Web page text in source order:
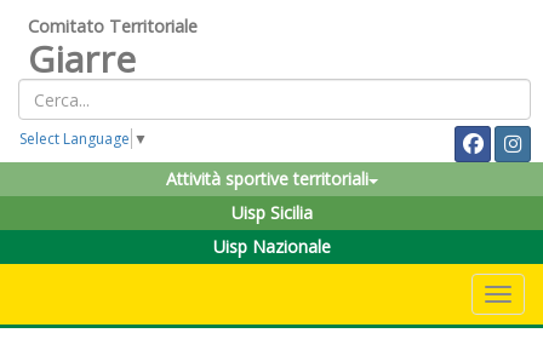
Comitato Territoriale
Giarre
Select Language ▼
Attività sportive territoriali
Uisp Sicilia
Uisp Nazionale